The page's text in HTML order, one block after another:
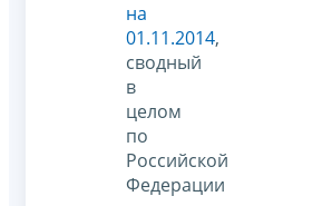
на
01.11.2014,
сводный
в
целом
по
Российской
Федерации